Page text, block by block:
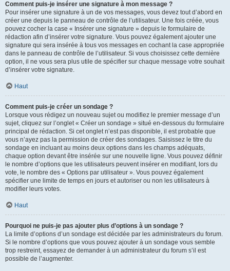
Comment puis-je insérer une signature à mon message ?
Pour insérer une signature à un de vos messages, vous devez tout d’abord en
créer une depuis le panneau de contrôle de l’utilisateur. Une fois créée, vous
pouvez cocher la case « Insérer une signature » depuis le formulaire de
rédaction afin d’insérer votre signature. Vous pouvez également ajouter une
signature qui sera insérée à tous vos messages en cochant la case appropriée
dans le panneau de contrôle de l’utilisateur. Si vous choisissez cette dernière
option, il ne vous sera plus utile de spécifier sur chaque message votre souhait
d’insérer votre signature.
Haut
Comment puis-je créer un sondage ?
Lorsque vous rédigez un nouveau sujet ou modifiez le premier message d’un
sujet, cliquez sur l’onglet « Créer un sondage » situé en-dessous du formulaire
principal de rédaction. Si cet onglet n’est pas disponible, il est probable que
vous n’ayez pas la permission de créer des sondages. Saisissez le titre du
sondage en incluant au moins deux options dans les champs adéquats,
chaque option devant être insérée sur une nouvelle ligne. Vous pouvez définir
le nombre d’options que les utilisateurs peuvent insérer en modifiant, lors du
vote, le nombre des « Options par utilisateur ». Vous pouvez également
spécifier une limite de temps en jours et autoriser ou non les utilisateurs à
modifier leurs votes.
Haut
Pourquoi ne puis-je pas ajouter plus d’options à un sondage ?
La limite d’options d’un sondage est décidée par les administrateurs du forum.
Si le nombre d’options que vous pouvez ajouter à un sondage vous semble
trop restreint, essayez de demander à un administrateur du forum s’il est
possible de l’augmenter.